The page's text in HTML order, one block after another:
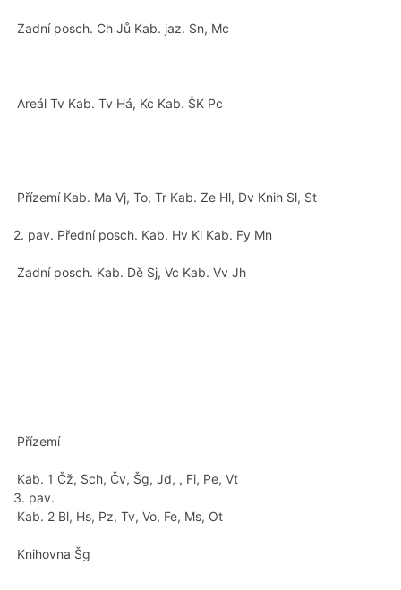
Zadní posch. Ch Jů Kab. jaz. Sn, Mc
Areál Tv Kab. Tv Há, Kc Kab. ŠK Pc
Přízemí Kab. Ma Vj, To, Tr Kab. Ze Hl, Dv Knih Sl, St
2. pav. Přední posch. Kab. Hv Kl Kab. Fy Mn
Zadní posch. Kab. Dě Sj, Vc Kab. Vv Jh
Přízemí
Kab. 1 Čž, Sch, Čv, Šg, Jd, , Fi, Pe, Vt
3. pav.
Kab. 2 Bl, Hs, Pz, Tv, Vo, Fe, Ms, Ot
Knihovna Šg